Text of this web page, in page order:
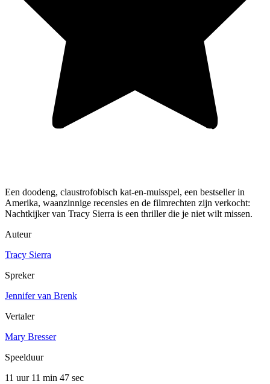
Een doodeng, claustrofobisch kat-en-muisspel, een bestseller in
Amerika, waanzinnige recensies en de filmrechten zijn verkocht:
Nachtkijker van Tracy Sierra is een thriller die je niet wilt missen.
Auteur
Tracy Sierra
Spreker
Jennifer van Brenk
Vertaler
Mary Bresser
Speelduur
11 uur 11 min 47 sec